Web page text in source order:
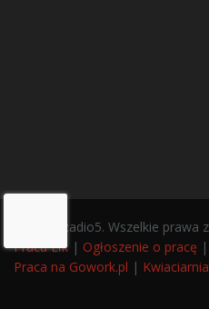
© 2025 Radio5. Wszelkie prawa
Praca Ełk| Ogłoszenie o pracę |
Praca na Gowork.pl |